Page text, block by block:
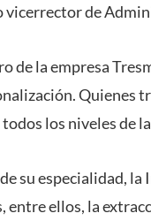
vicerrector de
de la empresa
Quienes
los niveles de
de su especialidad,
entre ellos, la